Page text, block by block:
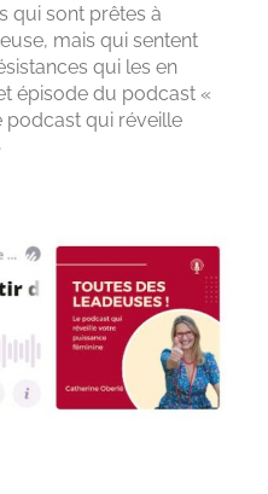
qui sont prêtes à
mais qui sentent
qui les en
épisode du podcast «
podcast qui réveille